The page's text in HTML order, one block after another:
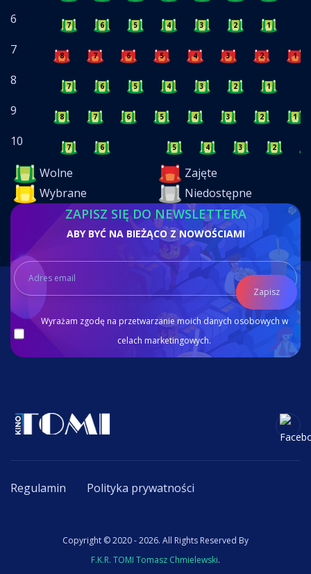
6 7 6 5 4 3 2 1
7 8 7 6 5 4 3 2 1
8 7 6 5 4 3 2 1
9 8 7 6 5 4 3 2 1
10 7 6 5 4 3 2
Wolne
Zajęte
Wybrane
Niedostępne
ZAPISZ SIĘ DO NEWSLETTERA
ABY BYĆ NA BIEŻĄCO Z NOWOŚCIAMI
Zapisz
Wyrażam zgodę na przetwarzanie moich danych osobowych w
celach marketingowych.
Regulamin Polityka prywatności
Copyright © 2020 - 2026. All Rights Reserved By
F.K.R. TOMI Tomasz Chmielewski.